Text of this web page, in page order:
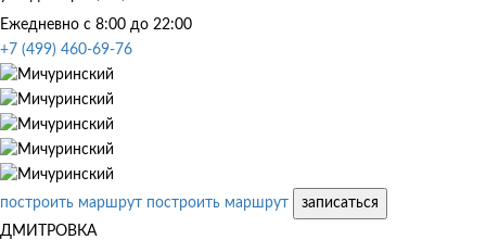
Ежедневно с 8:00 до 22:00
+7 (499) 460-69-76
построить маршрут построить маршрут
записаться
ДМИТРОВКА